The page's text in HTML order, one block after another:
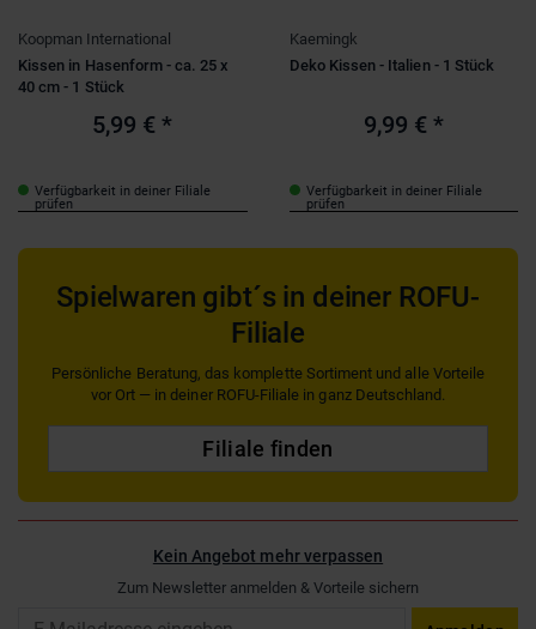
Koopman International
Kissen in Hasenform - ca. 25 x
40 cm - 1 Stück
5,99 € *
Verfügbarkeit in deiner Filiale
prüfen
Kaemingk
Deko Kissen - Italien - 1 Stück
9,99 € *
Verfügbarkeit in deiner Filiale
prüfen
Spielwaren gibt´s in deiner ROFU-
Filiale
Persönliche Beratung, das komplette Sortiment und alle Vorteile
vor Ort — in deiner ROFU-Filiale in ganz Deutschland.
Filiale finden
Kein Angebot mehr verpassen
Zum Newsletter anmelden & Vorteile sichern